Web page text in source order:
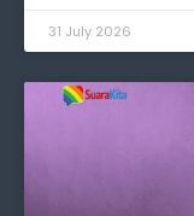
31 July 2026